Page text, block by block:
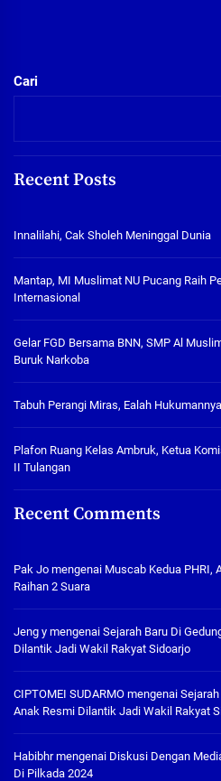
Cari
Recent Posts
Innalilahi, Cak Sholeh Meninggal Dunia
Mantap, MI Muslimat NU Pucang Raih
Internasional
Gelar FGD Bersama BNN, SMP Al
Buruk Narkoba
Tabuh Perangi Miras, Ealah
Plafon Ruang Kelas Ambruk, Ketua
II Tulangan
Recent Comments
Pak Jo mengenai Muscab Kedua PHRI,
Raihan 2 Suara
Jeng y mengenai Sejarah Baru Di
Dilantik Jadi Wakil Rakyat Sidoarjo
CIPTOMEI SUDARMO mengenai
Anak Resmi Dilantik Jadi Wakil Rakyat
Habibhrmengenai Diskusi Dengan
Di Pilkada 2024